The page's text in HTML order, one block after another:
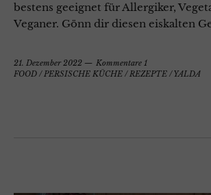
bestens geeignet für Allergiker,
Veganer. Gönn dir diesen eiskalten
21. Dezember 2022
Kommentare 1
FOOD /PERSISCHE KÜCHE /REZEPTE /YALDA